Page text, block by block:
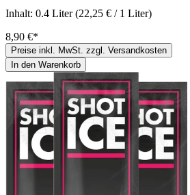
Inhalt: 0.4 Liter(22,25 € / 1 Liter)
8,90 €*
Preise inkl. MwSt. zzgl. Versandkosten
In den Warenkorb